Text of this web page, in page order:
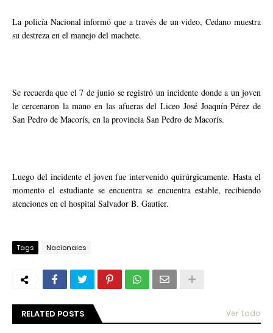
La policía Nacional informó que a través de un video, Cedano muestra
su destreza en el manejo del machete.
Se recuerda que el 7 de junio se registró un incidente donde a un joven
le cercenaron la mano en las afueras del Liceo José Joaquín Pérez de
San Pedro de Macorís, en la provincia San Pedro de Macorís.
Luego del incidente el joven fue intervenido quirúrgicamente. Hasta el
momento el estudiante se encuentra se encuentra estable, recibiendo
atenciones en el hospital Salvador B. Gautier.
Tags Nacionales
RELATED POSTS Ver todo